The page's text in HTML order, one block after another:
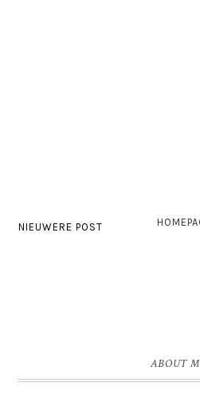
NIEUWERE POST
ABOUT